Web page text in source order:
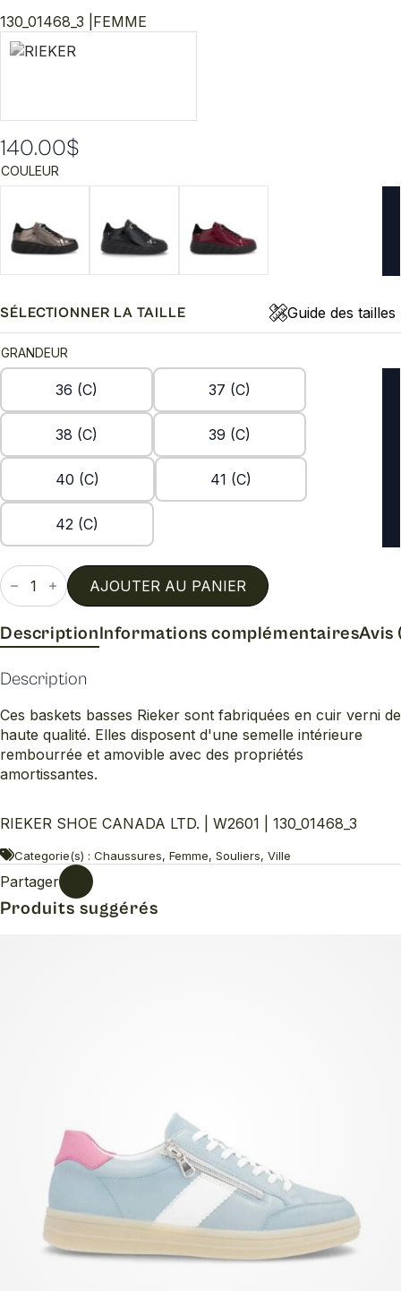
130_01468_3 | FEMME
140.00$
COULEUR
SÉLECTIONNER LA TAILLE Guide des tailles
GRANDEUR
36 (C) 37 (C)
38 (C) 39 (C)
40 (C) 41 (C)
42 (C)
quantité
de
W2601
AJOUTER AU PANIER
DescriptionInformations complémentairesAvis
Description
Ces baskets basses Rieker sont fabriquées en cuir verni de
haute qualité. Elles disposent d'une semelle intérieure
rembourrée et amovible avec des propriétés
amortissantes.
RIEKER SHOE CANADA LTD. | W2601 | 130_01468_3
Categorie(s) : Chaussures, Femme, Souliers, Ville
Partager
Produits suggérés